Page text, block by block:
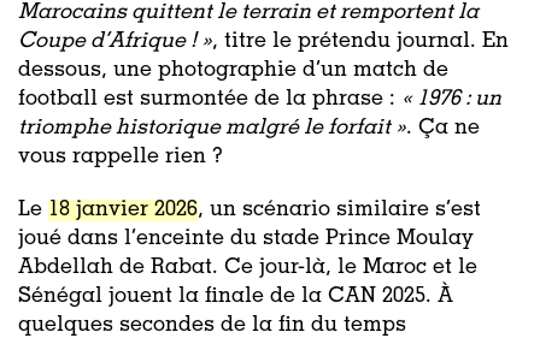
Marocains quittent le terrain et remportent la
Coupe d’Afrique ! », titre le prétendu journal. En
dessous, une photographie d’un match de
football est surmontée de la phrase : « 1976 : un
triomphe historique malgré le forfait ». Ça ne
vous rappelle rien ?
Le 18 janvier 2026, un scénario similaire s’est
joué dans l’enceinte du stade Prince Moulay
Abdellah de Rabat. Ce jour-là, le Maroc et le
Sénégal jouent la finale de la CAN 2025. À
quelques secondes de la fin du temps